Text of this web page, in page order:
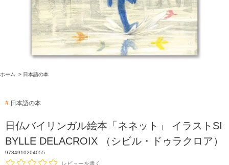
ホーム > 日本語の本
# 日本語の本
日仏バイリンガル絵本「ネネット」 イラストSI
BYLLE DELACROIX （シビル・ドゥラクロア）
9784910204055
レビューを書く